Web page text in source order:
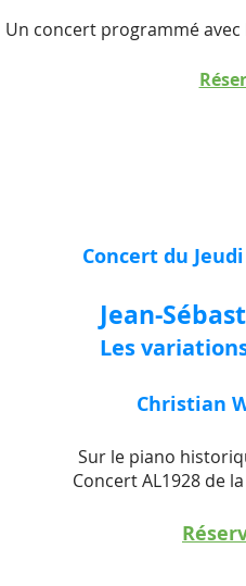
Un concert programmé avec
Concert du
Jean-
Les
Christian
Sur le piano
Concert AL1928 de